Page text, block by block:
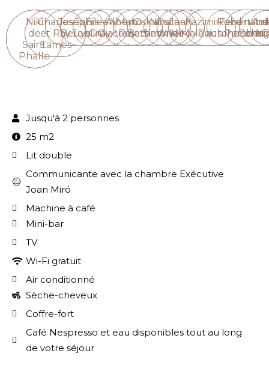
Niki
de
Saint
Phalle
Charles
et Ray
Eames
Joseph
Beuys
Janis
Joplin
Eileen
Gray
Alberto
Giacometti
Man
Ray
Oskar
Barnack
Nina
Simone
Oscar
Wilde
Joan
Miró
Kazimir
Malevich
Robert
Ferdinand
Porsche
Le
Jusqu'à 2 personnes
25 m2
Lit double
Communicante avec la chambre Exécutive
Joan Miró
Machine à café
Mini-bar
TV
Wi-Fi gratuit
Air conditionné
Sèche-cheveux
Coffre-fort
Café Nespresso et eau disponibles tout au long
de votre séjour